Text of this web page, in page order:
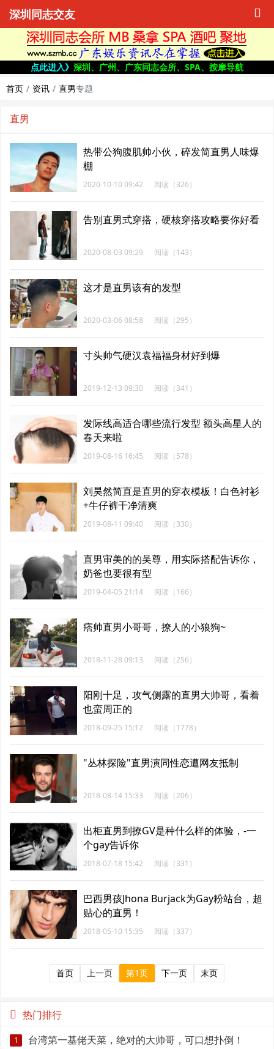
深圳同志交友
点此进入》 深圳、广州、广东同志会所、SPA、按摩导航
首页
资讯 直男专题
直男
热带公狗腹肌帅小伙，碎发简直男人味爆
棚
2020-10-10 09:42 阅读（326）
告别直男式穿搭，硬核穿搭攻略要你好看
2020-08-03 09:29 阅读（143）
这才是直男该有的发型
2020-03-06 08:58 阅读（295）
寸头帅气硬汉袁福福身材好到爆
2019-12-13 09:30 阅读（341）
发际线高适合哪些流行发型 额头高星人的
春天来啦
2019-08-16 16:45 阅读（578）
刘昊然简直是直男的穿衣模板！白色衬衫
+牛仔裤干净清爽
2019-08-11 09:40 阅读（330）
直男审美的的吴尊，用实际搭配告诉你，
奶爸也要很有型
2019-04-05 21:14 阅读（166）
痞帅直男小哥哥，撩人的小狼狗~
2018-11-28 09:13 阅读（256）
阳刚十足，攻气侧露的直男大帅哥，看着
也蛮周正的
2018-09-25 15:12 阅读（1778）
"丛林探险"直男演同性恋遭网友抵制
2018-08-14 15:33 阅读（206）
出柜直男到撩GV是种什么样的体验，-一
个gay告诉你
2018-07-18 15:42 阅读（331）
巴西男孩Jhona Burjack为Gay粉站台，超
贴心的直男！
2018-05-10 15:35 阅读（337）
首页 上一页 第1页 下一页 末页
热门排行
1 台湾第一基佬天菜，绝对的大帅哥，可口想扑倒！